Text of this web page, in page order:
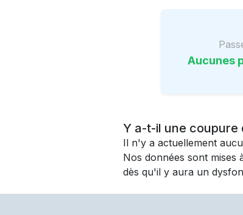
Aucunes
Y a-t-il une
Il n'y a actuellement
Nos données sont mises
dès qu'il y aura un